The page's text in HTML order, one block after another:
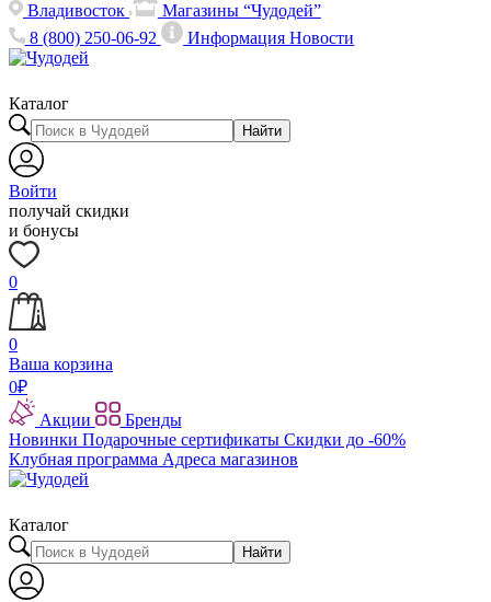
Владивосток
Магазины “Чудодей”
8 (800) 250-06-92
ИнформацияНовости
Каталог
Найти
Войти
получай скидки
и бонусы
0
0
Ваша корзина
0₽
Акции
Бренды
Новинки Подарочные сертификаты Скидки до -60%
Клубная программа Адреса магазинов
Каталог
Найти